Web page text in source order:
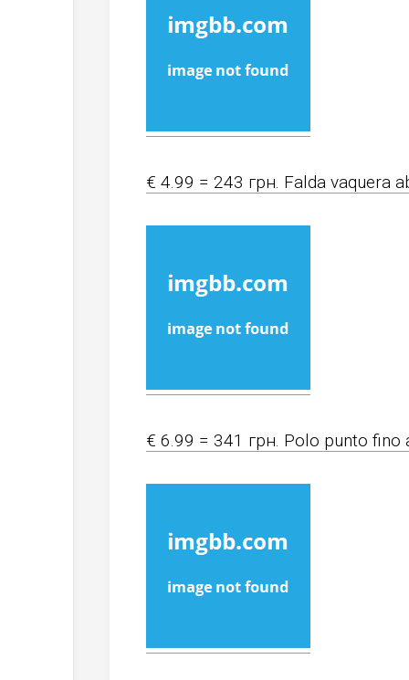
€ 4.99 = 243 грн. Falda vaquera
€ 6.99 = 341 грн. Polo punto fino